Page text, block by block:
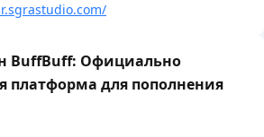
BuffBuff: Официально
платформа для пополнения